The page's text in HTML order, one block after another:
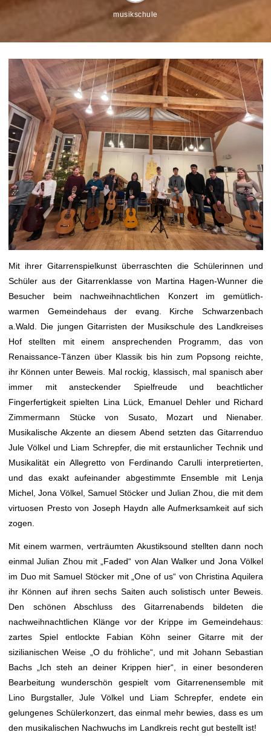
musikschule
Mit ihrer Gitarrenspielkunst überraschten die Schülerinnen und
Schüler aus der Gitarrenklasse von Martina Hagen-Wunner die
Besucher beim nachweihnachtlichen Konzert im gemütlich-
warmen Gemeindehaus der evang. Kirche Schwarzenbach
a.Wald. Die jungen Gitarristen der Musikschule des Landkreises
Hof stellten mit einem ansprechenden Programm, das von
Renaissance-Tänzen über Klassik bis hin zum Popsong reichte,
ihr Können unter Beweis. Mal rockig, klassisch, mal spanisch aber
immer mit ansteckender Spielfreude und beachtlicher
Fingerfertigkeit spielten Lina Lück, Emanuel Dehler und Richard
Zimmermann Stücke von Susato, Mozart und Nienaber.
Musikalische Akzente an diesem Abend setzten das Gitarrenduo
Jule Völkel und Liam Schrepfer, die mit erstaunlicher Technik und
Musikalität ein Allegretto von Ferdinando Carulli interpretierten,
und das exakt aufeinander abgestimmte Ensemble mit Lenja
Michel, Jona Völkel, Samuel Stöcker und Julian Zhou, die mit dem
virtuosen Presto von Joseph Haydn alle Aufmerksamkeit auf sich
zogen.
Mit einem warmen, verträumten Akustiksound stellten dann noch
einmal Julian Zhou mit „Faded“ von Alan Walker und Jona Völkel
im Duo mit Samuel Stöcker mit „One of us“ von Christina Aquilera
ihr Können auf ihren sechs Saiten auch solistisch unter Beweis.
Den schönen Abschluss des Gitarrenabends bildeten die
nachweihnachtlichen Klänge vor der Krippe im Gemeindehaus:
zartes Spiel entlockte Fabian Köhn seiner Gitarre mit der
sizilianischen Weise „O du fröhliche“, und mit Johann Sebastian
Bachs „Ich steh an deiner Krippen hier“, in einer besonderen
Bearbeitung wunderschön gespielt vom Gitarrenensemble mit
Lino Burgstaller, Jule Völkel und Liam Schrepfer, endete ein
gelungenes Schülerkonzert, das einmal mehr bewies, dass es um
den musikalischen Nachwuchs im Landkreis recht gut bestellt ist!